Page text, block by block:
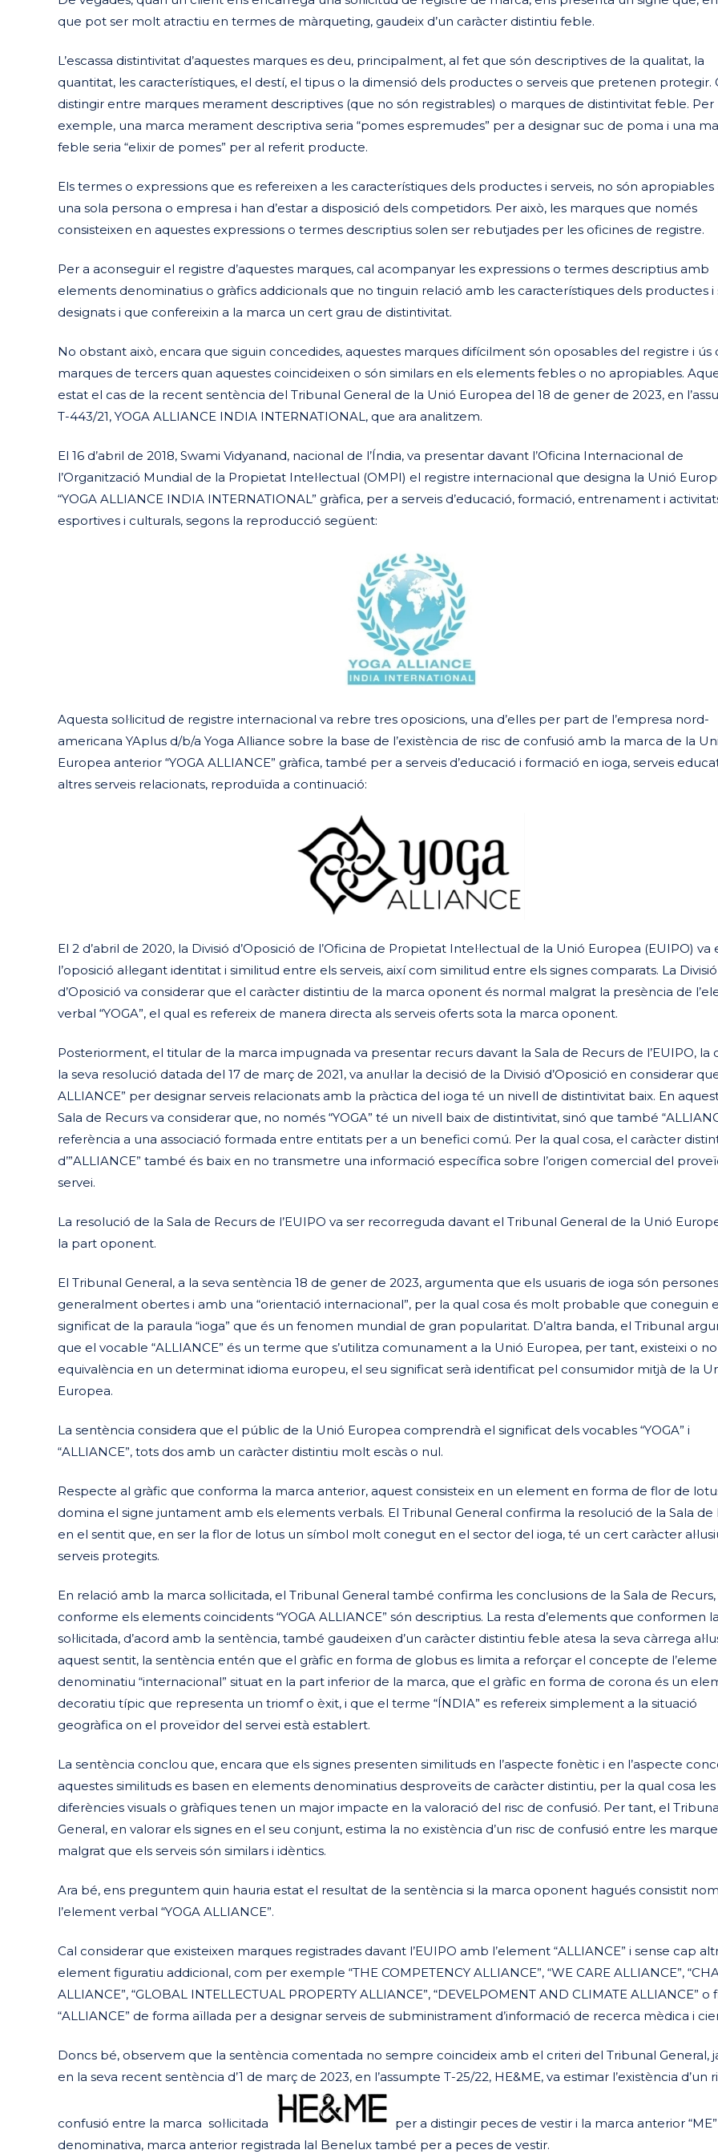
que pot ser molt atractiu en termes de màrqueting, gaudeix d’un caràcter distintiu feble.
L’escassa distintivitat d’aquestes marques es deu, principalment, al fet que són descriptives de la qualitat, la
quantitat, les característiques, el destí, el tipus o la dimensió dels productes o serveis que pretenen protegir.
distingir entre marques merament descriptives (que no són registrables) o marques de distintivitat feble. Per
exemple, una marca merament descriptiva seria “pomes espremudes” per a designar suc de poma i una
feble seria “elixir de pomes” per al referit producte.
Els termes o expressions que es refereixen a les característiques dels productes i serveis, no són
una sola persona o empresa i han d’estar a disposició dels competidors. Per això, les marques que només
consisteixen en aquestes expressions o termes descriptius solen ser rebutjades per les oficines de registre.
Per a aconseguir el registre d’aquestes marques, cal acompanyar les expressions o termes descriptius amb
elements denominatius o gràfics addicionals que no tinguin relació amb les característiques dels productes i
designats i que confereixin a la marca un cert grau de distintivitat.
No obstant això, encara que siguin concedides, aquestes marques difícilment són oposables del registre i ús
marques de tercers quan aquestes coincideixen o són similars en els elements febles o no apropiables.
estat el cas de la recent sentència del Tribunal General de la Unió Europea del 18 de gener de 2023, en
T-443/21, YOGA ALLIANCE INDIA INTERNATIONAL, que ara analitzem.
El 16 d’abril de 2018, Swami Vidyanand, nacional de l’Índia, va presentar davant l’Oficina Internacional de
l’Organització Mundial de la Propietat Intel·lectual (OMPI) el registre internacional que designa la Unió
“YOGA ALLIANCE INDIA INTERNATIONAL” gràfica, per a serveis d’educació, formació, entrenament i
esportives i culturals, segons la reproducció següent:
Aquesta sol·licitud de registre internacional va rebre tres oposicions, una d’elles per part de l’empresa nord-
americana YAplus d/b/a Yoga Alliance sobre la base de l’existència de risc de confusió amb la marca de la
Europea anterior “YOGA ALLIANCE” gràfica, també per a serveis d’educació i formació en ioga, serveis
altres serveis relacionats, reproduïda a continuació:
El 2 d’abril de 2020, la Divisió d’Oposició de l’Oficina de Propietat Intel·lectual de la Unió Europea (EUIPO) va
l’oposició al·legant identitat i similitud entre els serveis, així com similitud entre els signes comparats. La Divisió
d’Oposició va considerar que el caràcter distintiu de la marca oponent és normal malgrat la presència de
verbal “YOGA”, el qual es refereix de manera directa als serveis oferts sota la marca oponent.
Posteriorment, el titular de la marca impugnada va presentar recurs davant la Sala de Recurs de l’EUIPO, la
la seva resolució datada del 17 de març de 2021, va anul·lar la decisió de la Divisió d’Oposició en considerar que
ALLIANCE” per designar serveis relacionats amb la pràctica del ioga té un nivell de distintivitat baix. En
Sala de Recurs va considerar que, no només “YOGA” té un nivell baix de distintivitat, sinó que també
referència a una associació formada entre entitats per a un benefici comú. Per la qual cosa, el caràcter
d’”ALLIANCE” també és baix en no transmetre una informació específica sobre l’origen comercial del
servei.
La resolució de la Sala de Recurs de l’EUIPO va ser recorreguda davant el Tribunal General de la Unió
la part oponent.
El Tribunal General, a la seva sentència 18 de gener de 2023, argumenta que els usuaris de ioga són persones
generalment obertes i amb una “orientació internacional”, per la qual cosa és molt probable que coneguin
significat de la paraula “ioga” que és un fenomen mundial de gran popularitat. D’altra banda, el Tribunal
que el vocable “ALLIANCE” és un terme que s’utilitza comunament a la Unió Europea, per tant, existeixi o no
equivalència en un determinat idioma europeu, el seu significat serà identificat pel consumidor mitjà de la
Europea.
La sentència considera que el públic de la Unió Europea comprendrà el significat dels vocables “YOGA” i
“ALLIANCE”, tots dos amb un caràcter distintiu molt escàs o nul.
Respecte al gràfic que conforma la marca anterior, aquest consisteix en un element en forma de flor de
domina el signe juntament amb els elements verbals. El Tribunal General confirma la resolució de la Sala de
en el sentit que, en ser la flor de lotus un símbol molt conegut en el sector del ioga, té un cert caràcter
serveis protegits.
En relació amb la marca sol·licitada, el Tribunal General també confirma les conclusions de la Sala de Recurs,
conforme els elements coincidents “YOGA ALLIANCE” són descriptius. La resta d’elements que conformen
sol·licitada, d’acord amb la sentència, també gaudeixen d’un caràcter distintiu feble atesa la seva càrrega
aquest sentit, la sentència entén que el gràfic en forma de globus es limita a reforçar el concepte de
denominatiu “internacional” situat en la part inferior de la marca, que el gràfic en forma de corona és un
decoratiu típic que representa un triomf o èxit, i que el terme “ÍNDIA” es refereix simplement a la situació
geogràfica on el proveïdor del servei està establert.
La sentència conclou que, encara que els signes presenten similituds en l’aspecte fonètic i en l’aspecte
aquestes similituds es basen en elements denominatius desproveïts de caràcter distintiu, per la qual cosa les
diferències visuals o gràfiques tenen un major impacte en la valoració del risc de confusió. Per tant, el
General, en valorar els signes en el seu conjunt, estima la no existència d’un risc de confusió entre les
malgrat que els serveis són similars i idèntics.
Ara bé, ens preguntem quin hauria estat el resultat de la sentència si la marca oponent hagués consistit
l’element verbal “YOGA ALLIANCE”.
Cal considerar que existeixen marques registrades davant l’EUIPO amb l’element “ALLIANCE” i sense cap
element figuratiu addicional, com per exemple “THE COMPETENCY ALLIANCE”, “WE CARE ALLIANCE”,
ALLIANCE”, “GLOBAL INTELLECTUAL PROPERTY ALLIANCE”, “DEVELPOMENT AND CLIMATE ALLIANCE” o
“ALLIANCE” de forma aïllada per a designar serveis de subministrament d’informació de recerca mèdica i
Doncs bé, observem que la sentència comentada no sempre coincideix amb el criteri del Tribunal General,
en la seva recent sentència d’1 de març de 2023, en l’assumpte T-25/22, HE&ME, va estimar l’existència d’un
confusió entre la marca sol·licitada
per a distingir peces de vestir i la marca anterior “ME”
denominativa, marca anterior registrada lal Benelux també per a peces de vestir.